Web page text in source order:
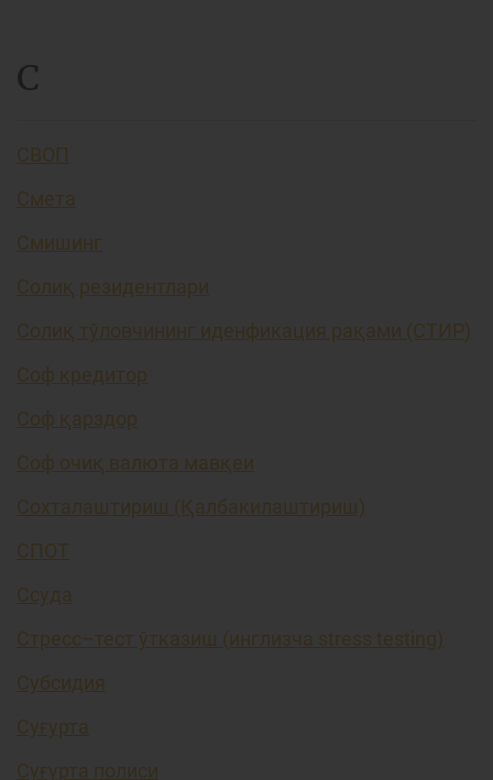
С
СВОП
Смета
Смишинг
Солиқ резидентлари
Солиқ тўловчининг иденфикация рақами (СТИР)
Соф кредитор
Соф қарздор
Соф очиқ валюта мавқеи
Сохталаштириш (Қалбакилаштириш)
СПОТ
Ссуда
Стресс–тест ўтказиш (инглизча stress testing)
Субсидия
Суғурта
Суғурта полиси